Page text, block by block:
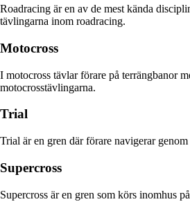
Roadracing är en av de mest kända
tävlingarna inom roadracing.
Motocross
I motocross tävlar förare på terrängbanor
motocrosstävlingarna.
Trial
Trial är en gren där förare navigerar
Supercross
Supercross är en gren som körs inomhus